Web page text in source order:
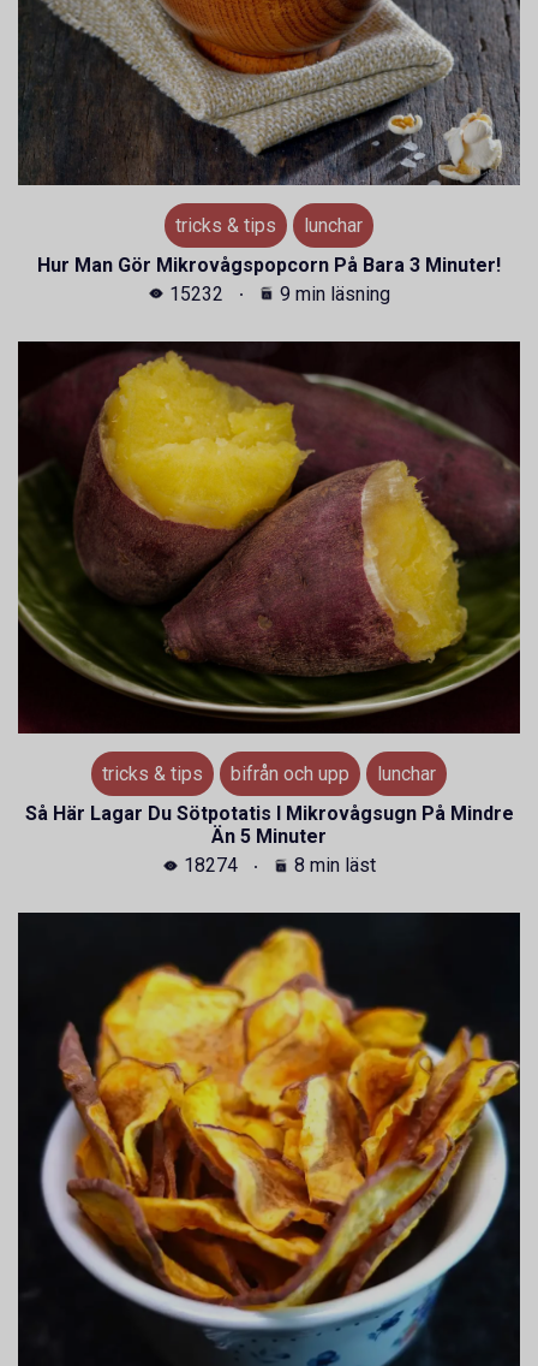
tricks & tips
lunchar
Hur Man Gör Mikrovågspopcorn På Bara 3 Minuter!
15232
9 min läsning
tricks & tips bifrån och upp
lunchar
Så Här Lagar Du Sötpotatis I Mikrovågsugn På Mindre
Än 5 Minuter
18274
8 min läst